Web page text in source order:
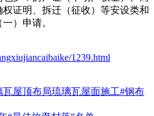
证明、拆迁（征收）等安设类和
）申请。
1239.html
瓦屋顶布局琉璃瓦屋面施工#钢布